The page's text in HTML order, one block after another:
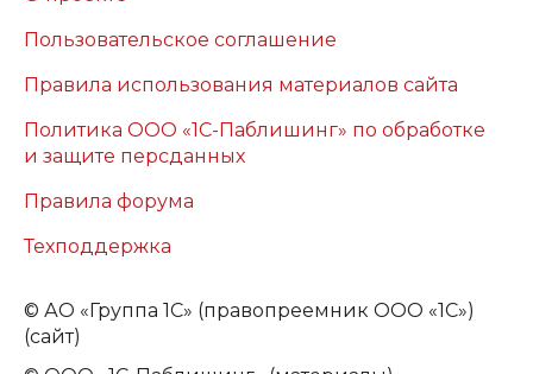
Пользовательское соглашение
Правила использования материалов сайта
Политика ООО «1С-Паблишинг» по обработке
и защите персданных
Правила форума
Техподдержка
© АО «Группа 1С» (правопреемник ООО «1С»)
(сайт)